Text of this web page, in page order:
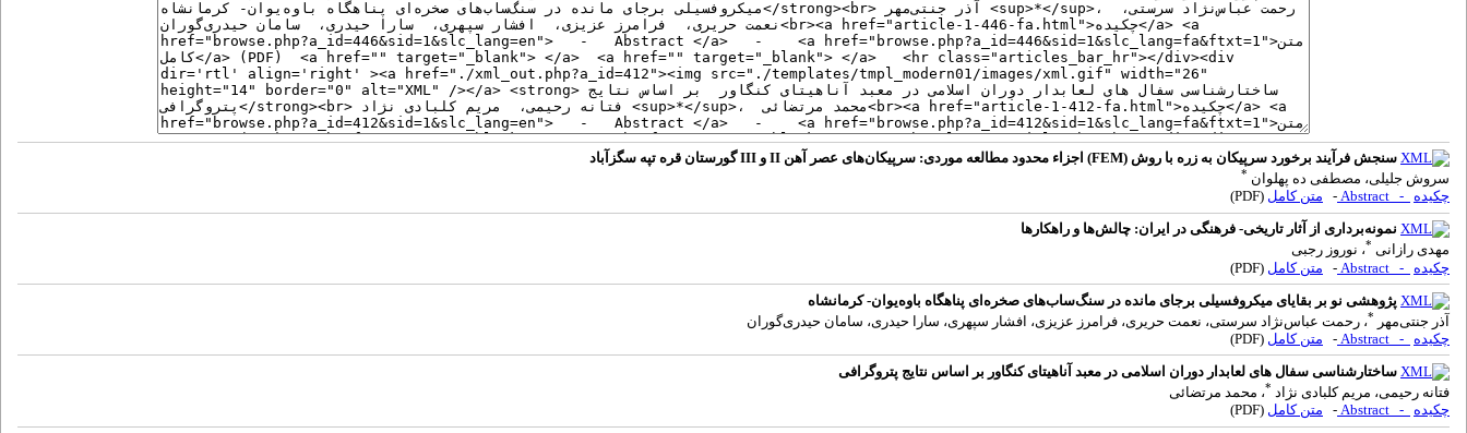
سنجش فرآیند برخورد سرپیکان به زره با روش (FEM) اجزاء محدود مطالعه موردی: سرپیکان‌های عصر آهن II و III گورستان قره تپه سگزآباد
سروش جلیلی، مصطفی ده پهلوان *
چکیده - Abstract
- متن کامل (PDF)
نمونه‌برداری از آثار تاریخی- فرهنگی در ایران: چالش‌ها و راهکارها
مهدی رازانی *، نوروز رجبی
چکیده
- Abstract
- متن کامل (PDF)
پژوهشی نو بر بقایای میکروفسیلی برجای مانده در سنگ‌ساب‌های صخره‌ای پناهگاه باوه‌یوان- کرمانشاه
آذر جنتی‌مهر
*، رحمت عباس‌نژاد سرستی، نعمت حریری، فرامرز عزیزی، افشار سپهری، سارا حیدری، سامان حیدری‌گوران
چکیده
- Abstract
- متن کامل (PDF)
ساختارشناسی سفال های لعابدار دوران اسلامی در معبد آناهیتای کنگاور بر اساس نتایج پتروگرافی
فتانه رحیمی، مریم کلبادی نژاد *، محمد مرتضائی
چکیده
- Abstract
- متن کامل (PDF)